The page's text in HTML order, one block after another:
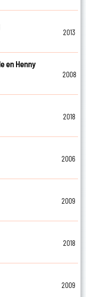
2013
en Henny
2008
2018
2006
2009
2018
2009